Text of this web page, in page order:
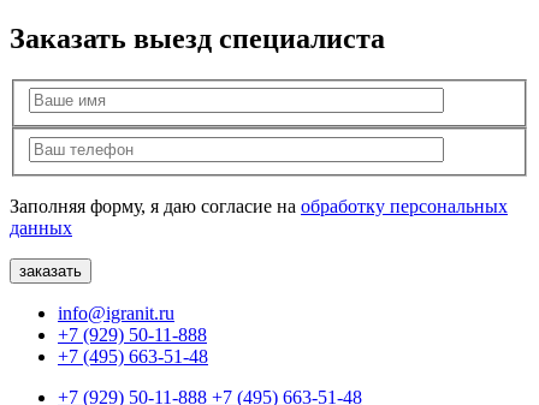
Заказать выезд специалиста
Заполняя форму, я даю согласие на обработку персональных
данных
info@igranit.ru
+7 (929) 50-11-888
+7 (495) 663-51-48
+7 (929) 50-11-888 +7 (495) 663-51-48